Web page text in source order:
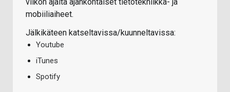
mobiiliaiheet.
Jälkikäteen katseltavissa/kuunneltavissa:
Youtube
iTunes
Spotify